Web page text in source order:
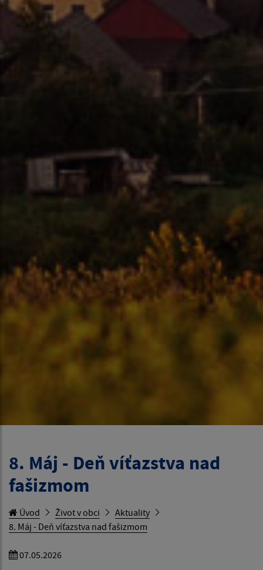
8. Máj - Deň víťazstva nad
fašizmom
Úvod Život v obci
Aktuality
8. Máj - Deň víťazstva nad fašizmom
07.05.2026